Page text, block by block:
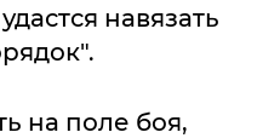
навязать
на поле боя,